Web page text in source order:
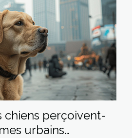
chiens perçoivent-
urbains